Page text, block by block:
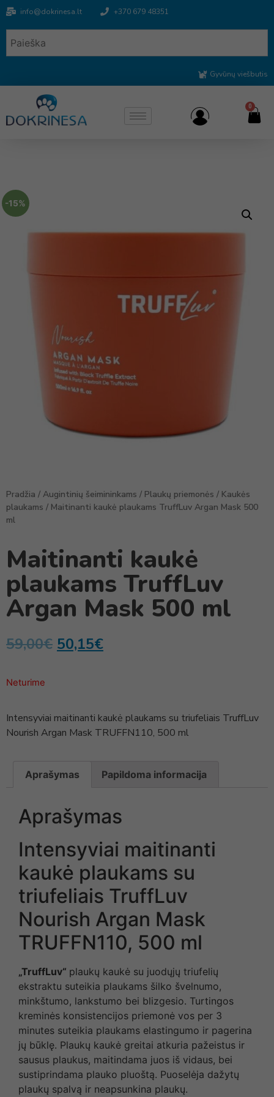
info@dokrinesa.lt +370 679 48351
Gyvūnų viešbutis
0
-15%
Pradžia / Augintinių šeimininkams / Plaukų priemonės / Kaukės
plaukams / Maitinanti kaukė plaukams TruffLuv Argan Mask 500
ml
Maitinanti kaukė
plaukams TruffLuv
Argan Mask 500 ml
59,00€ 50,15€
Neturime
Intensyviai maitinanti kaukė plaukams su triufeliais TruffLuv
Nourish Argan Mask TRUFFN110, 500 ml
Aprašymas Papildoma informacija
Aprašymas
Intensyviai maitinanti
kaukė plaukams su
triufeliais TruffLuv
Nourish Argan Mask
TRUFFN110, 500 ml
„TruffLuv“ plaukų kaukė su juodųjų triufelių
ekstraktu suteikia plaukams šilko švelnumo,
minkštumo, lankstumo bei blizgesio. Turtingos
kreminės konsistencijos priemonė vos per 3
minutes suteikia plaukams elastingumo ir pagerina
jų būklę. Plaukų kaukė greitai atkuria pažeistus ir
sausus plaukus, maitindama juos iš vidaus, bei
sustiprindama plauko pluoštą. Puoselėja dažytų
plaukų spalvą ir neapsunkina plaukų.